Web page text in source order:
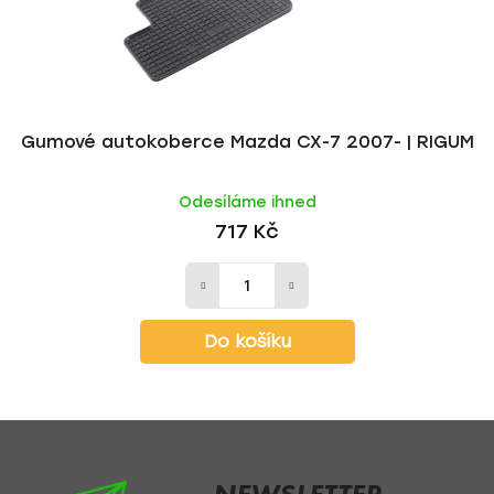
Gumové autokoberce Mazda CX-7 2007- | RIGUM
Odesíláme ihned
717 Kč
Do košíku